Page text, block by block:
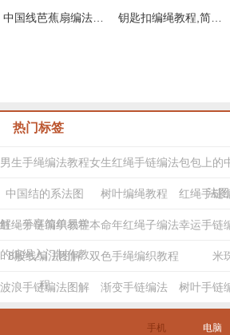
钥匙扣编绳教程,简单钥匙扣的编法图解
热门标签
男生手绳编法教程女生红绳手链编法包包上的
法
中国结的系法图
解，分享简单易学
的编绳入门制作教
程
树叶编绳教程 红绳手链
红绳手链编织教程本命年红绳子编法幸运手链
8股线编法图解 双色手绳编织教程 米
波浪手链编法图解 渐变手链编法 树叶手链
手机 电脑